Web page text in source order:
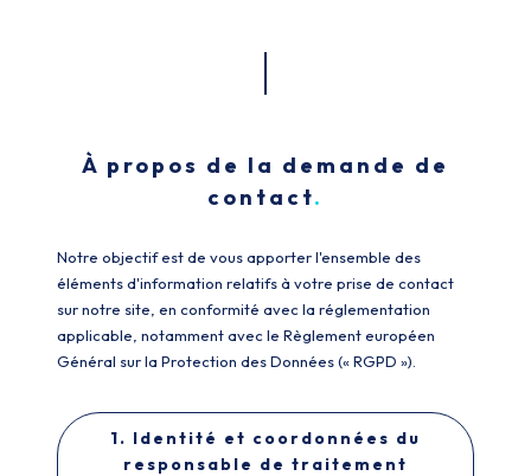
À propos de la demande de
contact
Notre objectif est de vous apporter l'ensemble des
éléments d'information relatifs à votre prise de contact
sur notre site, en conformité avec la réglementation
applicable, notamment avec le Règlement européen
Général sur la Protection des Données (« RGPD »).
1. Identité et coordonnées du
responsable de traitement